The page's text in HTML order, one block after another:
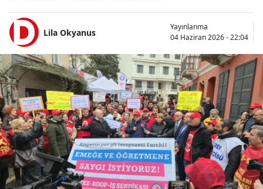
Lila Okyanus
Yayınlanma
04 Haziran 2026 - 22:04